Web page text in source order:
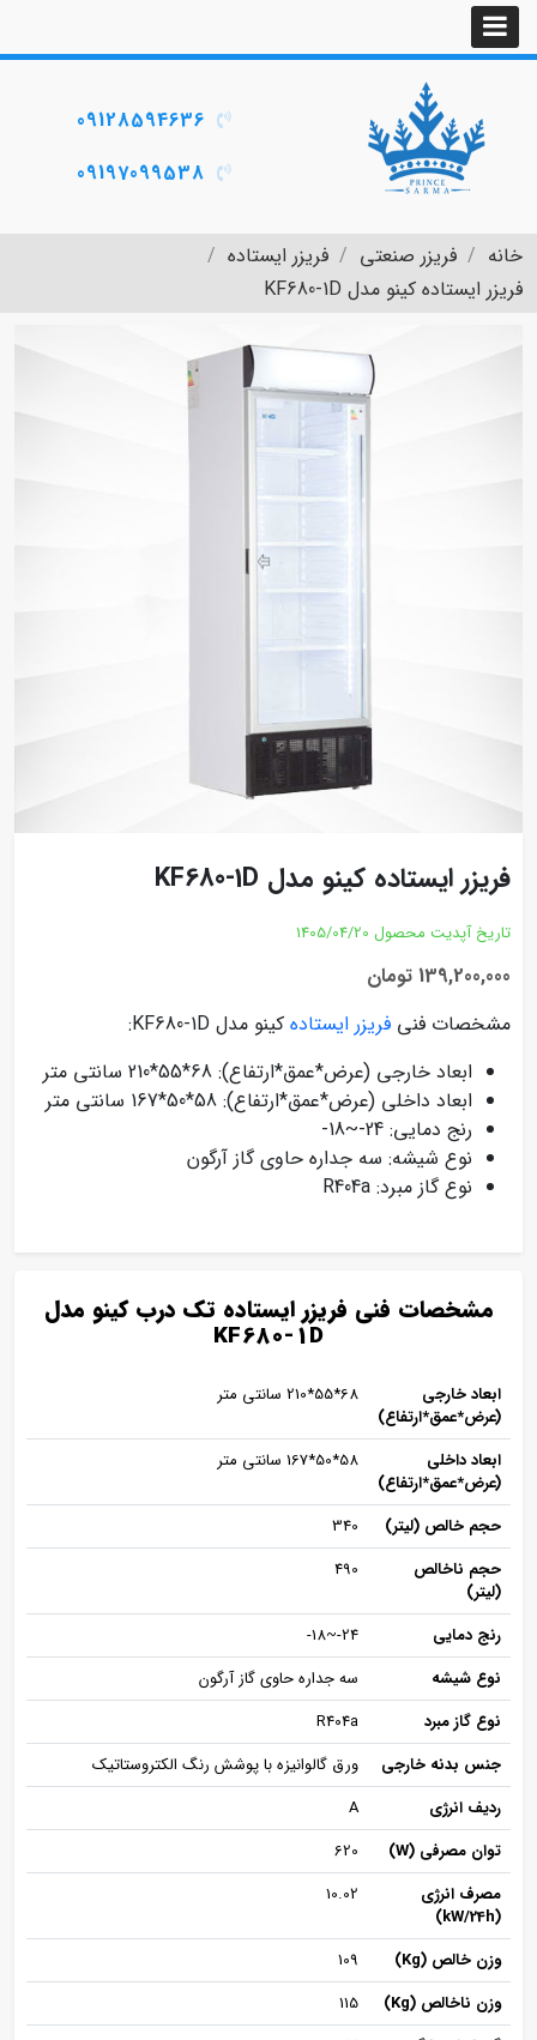
09128594636
09197099538
خانه فریزر صنعتی
فریزر ایستاده
فریزر ایستاده کینو مدل KF680-1D
فریزر ایستاده کینو مدل KF680-1D
تاریخ آپدیت محصول 1405/04/20
139,200,000 تومان
مشخصات فنی فریزر ایستاده کینو مدل KF680-1D:
ابعاد خارجی (عرض*عمق*ارتفاع): 68*55*210 سانتی متر
ابعاد داخلی (عرض*عمق*ارتفاع): 58*50*167 سانتی متر
رنج دمایی: 24-~18-
نوع شیشه: سه جداره حاوی گاز آرگون
نوع گاز مبرد: R404a
مشخصات فنی فریزر ایستاده تک درب کینو مدل
KF680-1D
ابعاد خارجی
(عرض*عمق*ارتفاع)
68*55*210 سانتی متر
ابعاد داخلی
(عرض*عمق*ارتفاع)
58*50*167 سانتی متر
حجم خالص (لیتر)
340
حجم ناخالص
(لیتر)
490
رنج دمایی
24-~18-
نوع شیشه
سه جداره حاوی گاز آرگون
نوع گاز مبرد
R404a
جنس بدنه خارجی
ورق گالوانیزه با پوشش رنگ الکتروستاتیک
ردیف انرژی
A
توان مصرفی (W)
620
مصرف انرژی
(kW/24h)
10.02
وزن خالص (Kg)
109
وزن ناخالص (Kg)
115